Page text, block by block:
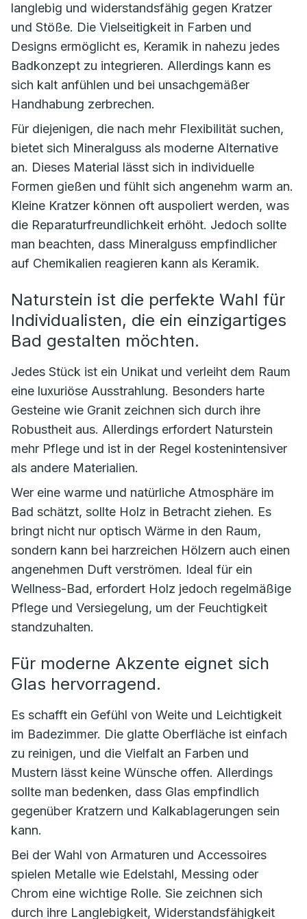
langlebig und widerstandsfähig gegen Kratzer
und Stöße. Die Vielseitigkeit in Farben und
Designs ermöglicht es, Keramik in nahezu jedes
Badkonzept zu integrieren. Allerdings kann es
sich kalt anfühlen und bei unsachgemäßer
Handhabung zerbrechen.
Für diejenigen, die nach mehr Flexibilität suchen,
bietet sich Mineralguss als moderne Alternative
an. Dieses Material lässt sich in individuelle
Formen gießen und fühlt sich angenehm warm an.
Kleine Kratzer können oft auspoliert werden, was
die Reparaturfreundlichkeit erhöht. Jedoch sollte
man beachten, dass Mineralguss empfindlicher
auf Chemikalien reagieren kann als Keramik.
Naturstein ist die perfekte Wahl für
Individualisten, die ein einzigartiges
Bad gestalten möchten.
Jedes Stück ist ein Unikat und verleiht dem Raum
eine luxuriöse Ausstrahlung. Besonders harte
Gesteine wie Granit zeichnen sich durch ihre
Robustheit aus. Allerdings erfordert Naturstein
mehr Pflege und ist in der Regel kostenintensiver
als andere Materialien.
Wer eine warme und natürliche Atmosphäre im
Bad schätzt, sollte Holz in Betracht ziehen. Es
bringt nicht nur optisch Wärme in den Raum,
sondern kann bei harzreichen Hölzern auch einen
angenehmen Duft verströmen. Ideal für ein
Wellness-Bad, erfordert Holz jedoch regelmäßige
Pflege und Versiegelung, um der Feuchtigkeit
standzuhalten.
Für moderne Akzente eignet sich
Glas hervorragend.
Es schafft ein Gefühl von Weite und Leichtigkeit
im Badezimmer. Die glatte Oberfläche ist einfach
zu reinigen, und die Vielfalt an Farben und
Mustern lässt keine Wünsche offen. Allerdings
sollte man bedenken, dass Glas empfindlich
gegenüber Kratzern und Kalkablagerungen sein
kann.
Bei der Wahl von Armaturen und Accessoires
spielen Metalle wie Edelstahl, Messing oder
Chrom eine wichtige Rolle. Sie zeichnen sich
durch ihre Langlebigkeit, Widerstandsfähigkeit